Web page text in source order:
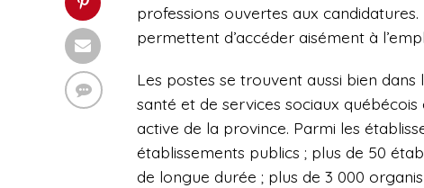
professions ouvertes aux
permettent d’accéder aisément à
Les postes se trouvent aussi bien
santé et de services sociaux
active de la province. Parmi les
établissements publics ; plus de 50
de longue durée ; plus de 3 000